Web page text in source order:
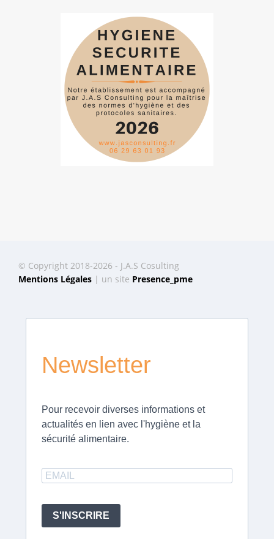
© Copyright 2018-2026 - J.A.S Cosulting
Mentions Légales | un site Presence_pme
Newsletter
Pour recevoir diverses informations et
actualités en lien avec l'hygiène et la
sécurité alimentaire.
S'INSCRIRE